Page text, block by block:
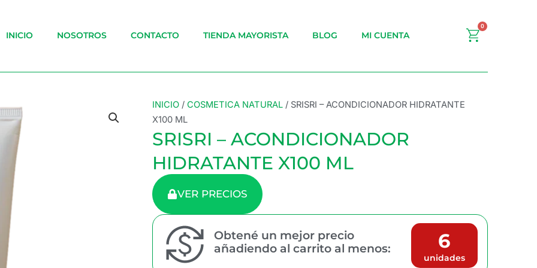
INICIO NOSOTROS CONTACTO TIENDA MAYORISTA BLOG MI CUENTA
0
Carrito
INICIO / COSMETICA NATURAL / SRISRI – ACONDICIONADOR HIDRATANTE
X100 ML
SRISRI – ACONDICIONADOR
HIDRATANTE X100 ML
VER PRECIOS
Obtené un mejor precio
añadiendo al carrito al menos:
6
unidades